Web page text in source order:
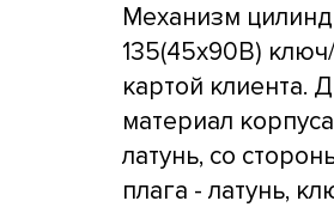
Механизм
135(45x90В)
картой клиента.
материал
латунь, со
плага - латунь,